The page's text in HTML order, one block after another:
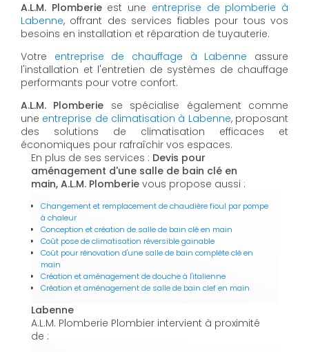
A.L.M. Plomberieest une entreprise de plomberie à
Labenne, offrant des services fiables pour tous vos
besoins en installation et réparation de tuyauterie.
Votre entreprise de chauffage à Labenne assure
l'installation et l'entretien de systèmes de chauffage
performants pour votre confort.
A.L.M. Plomberie se spécialise également comme
une entreprise de climatisation à Labenne, proposant
des solutions de climatisation efficaces et
économiques pour rafraîchir vos espaces.
En plus de ses services : Devis pour
aménagement d'une salle de bain clé en
main, A.L.M. Plomberie vous propose aussi :
Changement et remplacement de chaudière fioul par pompe
à chaleur
Conception et création de salle de bain clé en main
Coût pose de climatisation réversible gainable
Coût pour rénovation d'une salle de bain complète clé en
main
Création et aménagement de douche à l'italienne
Création et aménagement de salle de bain clef en main
Labenne
A.L.M. Plomberie Plombier intervient à proximité
de :